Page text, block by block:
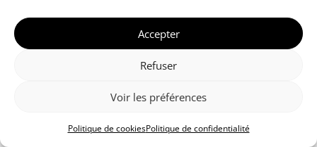
Accepter
Refuser
Voir les préférences
Politique de cookiesPolitique de confidentialité